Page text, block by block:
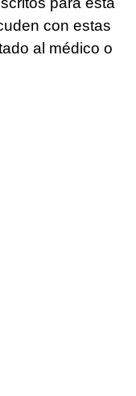
con estas
al médico o